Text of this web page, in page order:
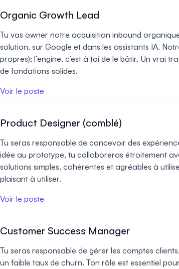
Organic Growth Lead
Tu vas owner notre acquisition inbound
solution, sur Google et dans les assistants IA.
propres); l’engine, c’est à toi de le bâtir. Un vrai
de fondations solides.
Voir le poste
Product Designer (comblé)
Tu seras responsable de concevoir des
idée au prototype, tu collaboreras étroitement
solutions simples, cohérentes et agréables à
plaisant à utiliser.
Voir le poste
Customer Success Manager
Tu seras responsable de gérer les comptes
un faible taux de churn. Ton rôle est essentiel